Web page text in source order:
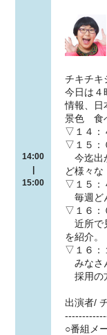
14:00
15:00
チキチキ
今日は４
情報、日
景色 食
▽１４：
▽１５：
今迄出
ど様々な
▽１５：
毎週ど
▽１６：
近所で
を紹介。
▽１６：
みなさ
採用の
出演者/
○番組メ